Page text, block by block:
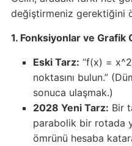
değiştirmeniz gerektiğini
1. Fonksiyonlar ve Grafik
Eski Tarz: “f(x) =
noktasını bulun.”
sonuca ulaşmak.)
2028 Yeni Tarz: Bir
parabolik bir rotada
ömrünü hesaba